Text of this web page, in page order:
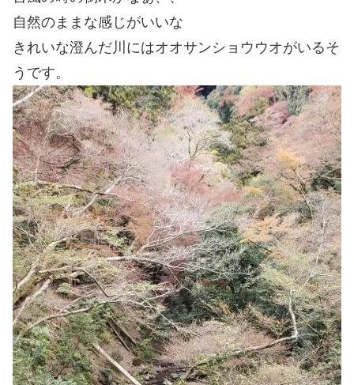
自然のままな感じがいいな
きれいな澄んだ川にはオオサンショウウオがいるそ
うです。